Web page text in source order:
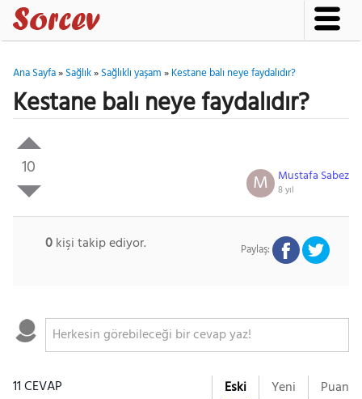
Ana Sayfa»Sağlık»Sağlıklı yaşam»Kestane balı neye faydalıdır?
Kestane balı neye faydalıdır?
10 Mustafa Sabez
8 yıl
M
0kişi takip ediyor. Paylaş:
11 CEVAP Eski Yeni Puan